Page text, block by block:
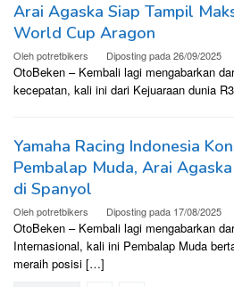
Arai Agaska Siap Tampil
World Cup Aragon
Olehpotretbikers Diposting pada26/09/2025
OtoBeken – Kembali lagi mengabarkan
kecepatan, kali ini dari Kejuaraan dunia
Yamaha Racing Indonesia
Pembalap Muda, Arai
di Spanyol
Olehpotretbikers Diposting pada 17/08/2025
OtoBeken – Kembali lagi mengabarkan
Internasional, kali ini Pembalap Muda
meraih posisi […]